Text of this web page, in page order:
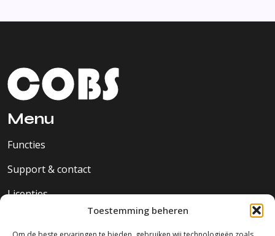
Toestemming beheren
Menu
Functies
Support & contact
Licenties
Privacy